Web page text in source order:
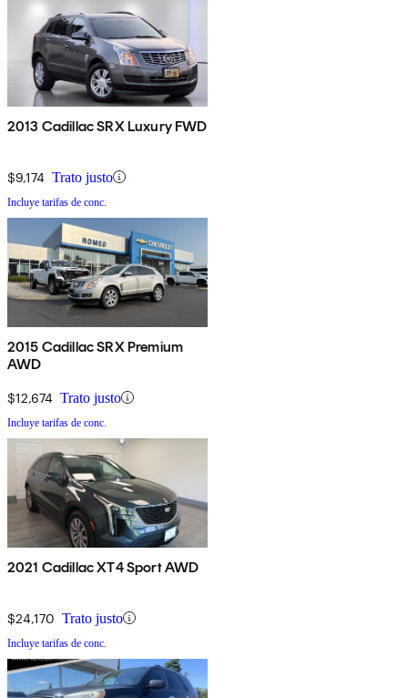
2013 Cadillac SRX Luxury FWD
$9,174 Trato justo
Incluye tarifas de conc.
2015 Cadillac SRX Premium
AWD
$12,674 Trato justo
Incluye tarifas de conc.
2021 Cadillac XT4 Sport AWD
$24,170 Trato justo
Incluye tarifas de conc.